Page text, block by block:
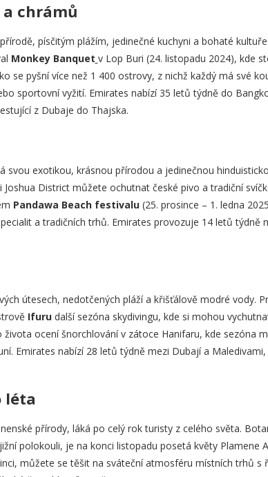
chrámů
písčitým plážím, jedinečné kuchyni a bohaté
Monkey Banquet v Lop Buri (24. listopadu 2024), kde
se pyšní více než 1 400 ostrovy, z nichž každý má své
sportovní vyžití. Emirates nabízí 35 letů týdně do
z Dubaje do Thajska.
svou exotikou, krásnou přírodou a jedinečnou
District můžete ochutnat české pivo a tradiční
Pandawa Beach festivalu(25. prosince – 1. ledna
a tradičních trhů. Emirates provozuje 14 letů týdně
útesech, nedotčených pláží a křišťálově modré vody.
Ifurudalší sezóna skydivingu, kde si mohou
ocení šnorchlování v zátoce Hanifaru, kde sezóna
Emirates nabízí 28 letů týdně mezi Dubají a
léta
přírody, láká po celý rok turisty z celého světa.
polokouli, je na konci listopadu posetá květy Plamene
můžete se těšit na sváteční atmosféru místních trhů s